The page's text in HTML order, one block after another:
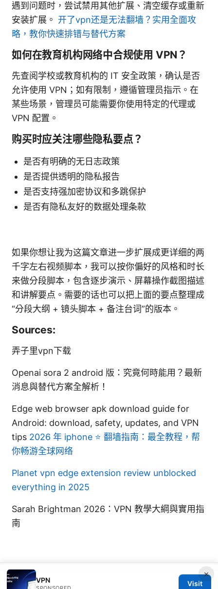
遇到问题时，尝试禁用其他扩展、清空缓存或重新
安装扩展。 开了vpn还是无法翻墙？实用全面攻
略，教你快速排错与替代方案
如何在教育机构网络中合规使用 VPN？
先查阅学校或教育机构的 IT 安全政策，确认是否
允许使用 VPN；如有限制，遵循管理员指示。在
某些场景，管理员可能需要你使用特定的代理或
VPN 配置。
购买时应关注哪些隐私要点？
是否有明确的无日志政策
是否提供透明的隐私报告
是否支持强加密协议和多跳保护
是否有隐私友好的数据处理条款
如果你想让我为这篇文章进一步扩展成更详细的两
千字左右视频脚本，我可以按你偏好的风格和时长
来做分段脚本，包含逐步演示、屏幕操作截图描述
和讲解要点。需要的话也可以把上面的要点整理成
“分段大纲 + 镜头脚本 + 备注台词”的版本。
Sources:
弄子里vpn下载
Openai sora 2 android 版：究竟何時能用？最新
消息與替代方案全解析！
Edge web browser apk download guide for
Android: download, safety, updates, and VPN
tips 2026 年 iphone ⭐ 翻墙指南：最全教程，帮
你畅游全球网络
Planet vpn edge extension review unblocked
everything in 2025
Sarah Brightman 2026：VPN 教學大綱與實用指
南
×
VPN Visit
© 2026 IN CANADA. ALL RIGHTS RESERVED.